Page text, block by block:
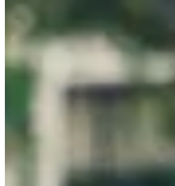
Conférences Running
Voir toutes les photos
Voir toutes les photos